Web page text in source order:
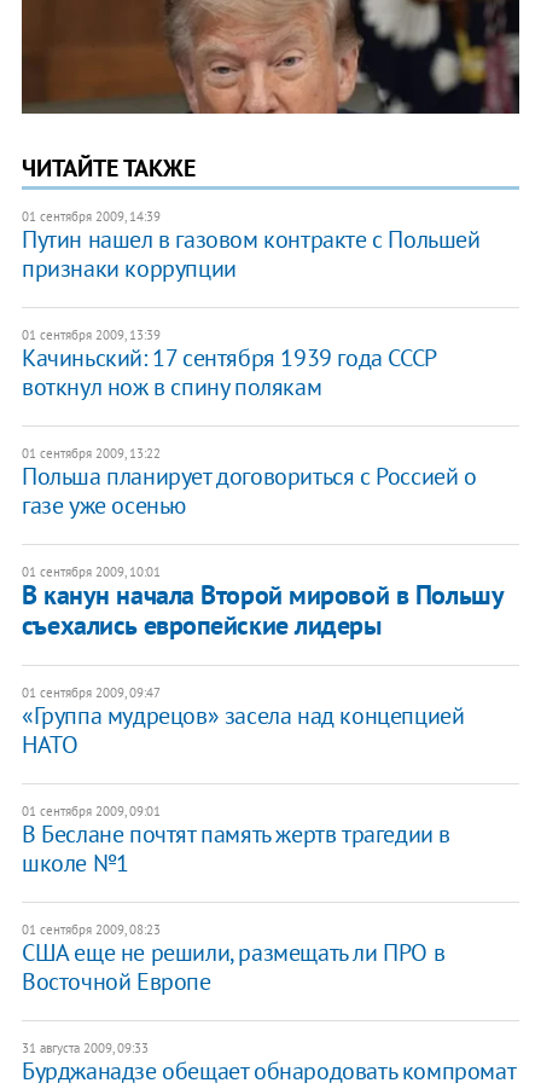
ЧИТАЙТЕ ТАКЖЕ
01 сентября 2009, 14:39
Путин нашел в газовом контракте с Польшей
признаки коррупции
01 сентября 2009, 13:39
Качиньский: 17 сентября 1939 года СССР
воткнул нож в спину полякам
01 сентября 2009, 13:22
Польша планирует договориться с Россией о
газе уже осенью
01 сентября 2009, 10:01
В канун начала Второй мировой в Польшу
съехались европейские лидеры
01 сентября 2009, 09:47
«Группа мудрецов» засела над концепцией
НАТО
01 сентября 2009, 09:01
В Беслане почтят память жертв трагедии в
школе №1
01 сентября 2009, 08:23
США еще не решили, размещать ли ПРО в
Восточной Европе
31 августа 2009, 09:33
Бурджанадзе обещает обнародовать компромат